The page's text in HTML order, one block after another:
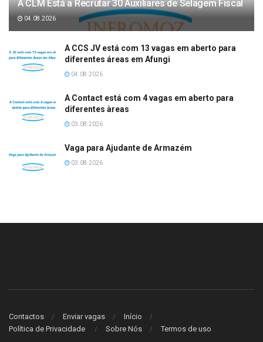
A CLM Está a Recrutar 30 Auxiliares de Selagem Fiscal
04.08.2026
A CCS JV está com 13 vagas em aberto para
diferentes áreas em Afungi
04.08.2026
A Contact está com 4 vagas em aberto para
diferentes àreas
03.08.2026
Vaga para Ajudante de Armazém
03.08.2026
Contactos Enviar vagas
Início
Política de Privacidade
Sobre Nós Termos de uso